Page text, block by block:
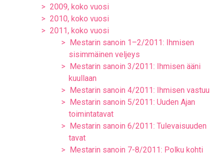
2009, koko vuosi
2010, koko vuosi
2011, koko vuosi
Mestarin sanoin 1–2/2011: Ihmisen
sisimmäinen veljeys
Mestarin sanoin 3/2011: Ihmisen ääni
kuullaan
Mestarin sanoin 4/2011: Ihmisen vastuu
Mestarin sanoin 5/2011: Uuden Ajan
toimintatavat
Mestarin sanoin 6/2011: Tulevaisuuden
tavat
Mestarin sanoin 7-8/2011: Polku kohti